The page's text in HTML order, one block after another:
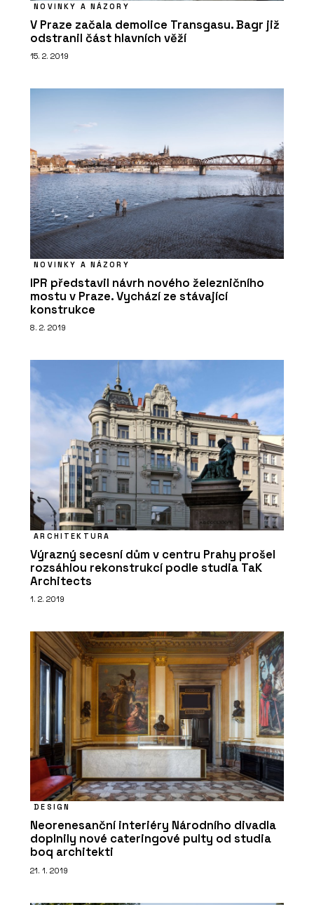
NOVINKY A NÁZORY
V Praze začala demolice Transgasu. Bagr již
odstranil část hlavních věží
15. 2. 2019
NOVINKY A NÁZORY
IPR představil návrh nového železničního
mostu v Praze. Vychází ze stávající
konstrukce
8. 2. 2019
ARCHITEKTURA
Výrazný secesní dům v centru Prahy prošel
rozsáhlou rekonstrukcí podle studia TaK
Architects
1. 2. 2019
DESIGN
Neorenesanční interiéry Národního divadla
doplnily nové cateringové pulty od studia
boq architekti
21. 1. 2019